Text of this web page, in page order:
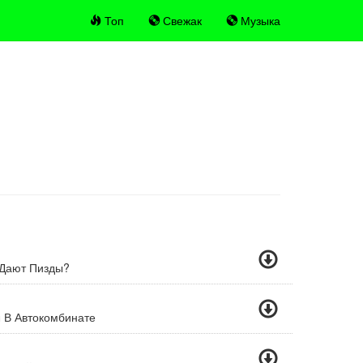
Топ Свежак Музыка
Пизды?
Автокомбинате